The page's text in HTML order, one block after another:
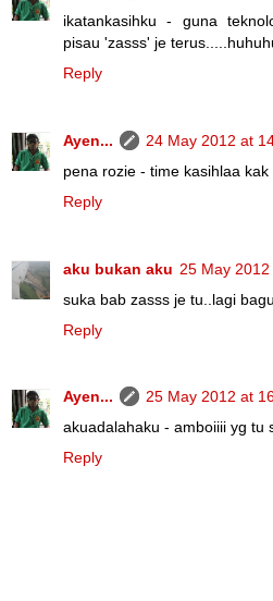
ikatankasihku - guna
pisau 'zasss' je
Reply
Ayen...
24 May 2012 at
pena rozie - time kasihlaa kak
Reply
aku bukan aku 25 May
suka bab zasss je tu..lagi
Reply
Ayen...
25 May 2012 at
akuadalahaku - amboiiii yg tu
Reply